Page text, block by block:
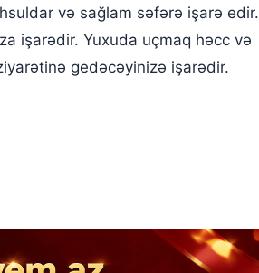
və sağlam səfərə işarə edir.
işarədir. Yuxuda uçmaq həcc və
gedəcəyinizə işarədir.